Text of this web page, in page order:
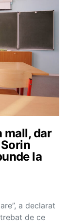
mall, dar
la
a declarat
de ce